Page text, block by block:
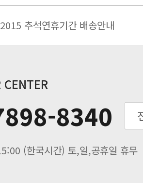
2015 추석연휴기간 배송안내
추수감사절 배송안내
추석기간 배송안내
노동절(9월3일) 배송업무 안내
입금 고객님을 찾습니다.
CENTER
8340
(한국시간) 토,일,공휴일 휴무